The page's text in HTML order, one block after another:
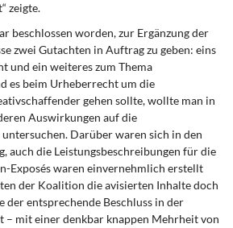
Moderne
Stiftung
zeigte.
beschlossen worden, zur Ergänzung der
zwei Gutachten in Auftrag zu geben: eins
und ein weiteres zum Thema
es beim Urheberrecht um die
gehen sollte, wollte man in
Auswirkungen auf die
Darüber waren sich in den
auch die Leistungsbeschreibungen für die
Exposés waren einvernehmlich erstellt
der Koalition die avisierten Inhalte doch
entsprechende Beschluss in der
– mit einer denkbar knappen Mehrheit von